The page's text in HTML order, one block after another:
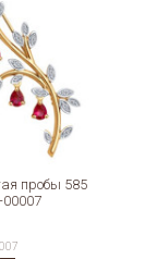
пробы 585
00007